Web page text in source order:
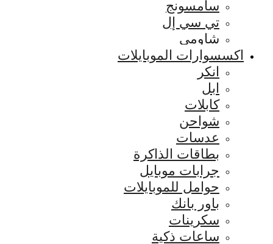
سامسونج
تي سي إل
شاومي
اكسسوارات الموبايلات
انكر
ابل
كابلات
شواحن
عدسات
بطاقات الذاكرة
جرابات موبايل
حوامل للموبايلات
باور بانك
سكرينات
ساعات ذكية